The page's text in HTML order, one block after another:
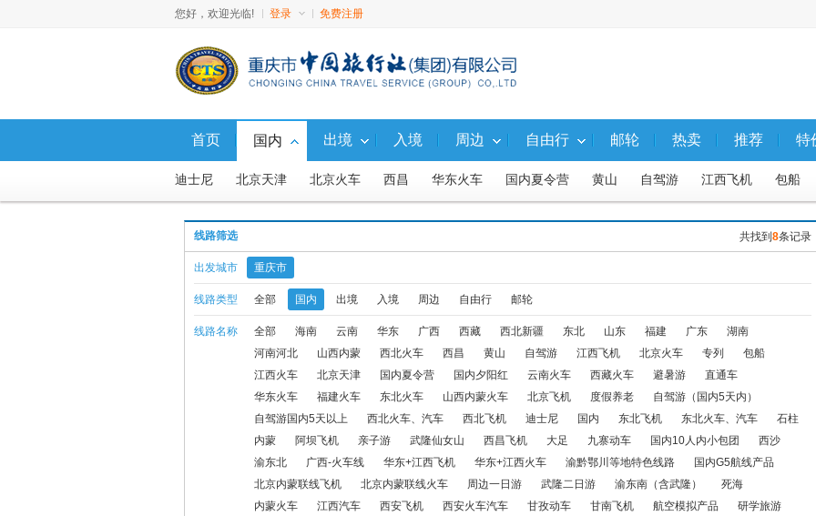
您好，欢迎光临! 登录 免费注册
首页 国内
迪士尼 北京天津 北京火车 西昌 华东火车 国内夏令营 黄山 自驾游 江西飞机 包船
广西 西藏 西北新疆 东北 山东 福建 广东 湖南 河南河北 山西内蒙 西北火车
西藏火车 避暑游 直通车 福建火车 东北火车 山西内蒙火车 北京飞机 度假养老 自驾游（
西北火车、汽车 西北飞机 国内 东北飞机 东北火车、汽车
九寨动车 国内10人内小包团 西沙 渝东北 广西-火车线 华东+江西飞机 华东+江西火车
国内G5航线产品 北京内蒙联线飞机 北京内蒙联线火车 周边一日游 武隆二日游 渝东南（含武隆）
万州出港国内火车线 康养线路 梵净山 恩施 山东火车 广东火车 武隆非常规线路
万州出港出境飞机线 赤水 活动线路 陕西 陕西火车 自驾游（国内2天内） 自驾游国内3-5天
出境 入境 周边 自由行 邮轮 热卖 推荐 特
共找到 8条记录
线路筛选
出发城市 重庆市
线路类型 全部 国内 出境 入境 周边 自由行 邮轮
线路名称 全部 海南 云南 华东 广西 西藏 西北新疆 东北 山东 福建 广东
湖南
河南河北
山西内蒙 西北火车 西昌 黄山 自驾游 江西飞机 北京火车 专列
包船
江西火车
北京天津 国内夏令营 国内夕阳红 云南火车 西藏火车 避暑游
直通车
华东火车
福建火车 东北火车 山西内蒙火车 北京飞机 度假养老
自驾游（国内5天内）
自驾游国内5天以上
西北火车、汽车 西北飞机 迪士尼 国内 东北飞机 东北火车、汽车
石柱
内蒙
阿坝飞机 亲子游 武隆仙女山 西昌飞机 大足 九寨动车 国内10人内小包团
西沙
渝东北
广西-火车线 华东+江西飞机 华东+江西火车 渝黔鄂川等地特色线路
国内G5航线产品
北京内蒙联线飞机
北京内蒙联线火车 周边一日游 武隆二日游 渝东南（含武隆）
死海
内蒙火车
江西汽车 西安飞机 西安火车汽车 甘孜动车 甘南飞机 航空模拟产品
研学旅游